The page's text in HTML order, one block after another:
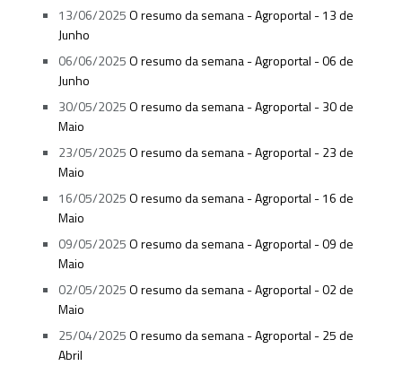
13/06/2025O resumo da semana - Agroportal - 13 de
Junho
06/06/2025O resumo da semana - Agroportal - 06 de
Junho
30/05/2025O resumo da semana - Agroportal - 30 de
Maio
23/05/2025O resumo da semana - Agroportal - 23 de
Maio
16/05/2025O resumo da semana - Agroportal - 16 de
Maio
09/05/2025O resumo da semana - Agroportal - 09 de
Maio
02/05/2025O resumo da semana - Agroportal - 02 de
Maio
25/04/2025O resumo da semana - Agroportal - 25 de
Abril